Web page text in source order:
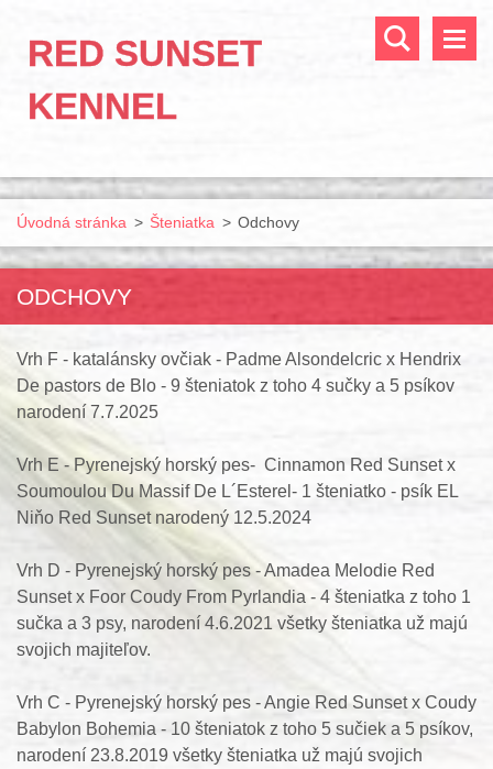
RED SUNSET
KENNEL
Úvodná stránka > Šteniatka > Odchovy
ODCHOVY
Vrh F - katalánsky ovčiak - Padme Alsondelcric x Hendrix
De pastors de Blo - 9 šteniatok z toho 4 sučky a 5 psíkov
narodení 7.7.2025
Vrh E - Pyrenejský horský pes- Cinnamon Red Sunset x
Soumoulou Du Massif De L´Esterel- 1 šteniatko - psík EL
Niňo Red Sunset narodený 12.5.2024
Vrh D - Pyrenejský horský pes - Amadea Melodie Red
Sunset x Foor Coudy From Pyrlandia - 4 šteniatka z toho 1
sučka a 3 psy, narodení 4.6.2021 všetky šteniatka už majú
svojich majiteľov.
Vrh C - Pyrenejský horský pes - Angie Red Sunset x Coudy
Babylon Bohemia - 10 šteniatok z toho 5 sučiek a 5 psíkov,
narodení 23.8.2019 všetky šteniatka už majú svojich